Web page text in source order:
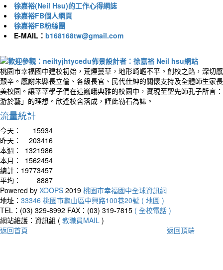
徐嘉裕(Neil Hsu)的工作心得網誌
徐嘉裕FB個人網頁
徐嘉裕FB粉絲團
E-MAIL： b168168tw@gmail.com
桃園市幸福國中建校初始，荒煙蔓草，地形崎嶇不平。創校之路，深切
艱辛。感謝朱縣長立倫、各級長官、民代仕紳的關懷支持及全體師生家
美校園。讓莘莘學子們在這巍峨典雅的校園中，實現至聖先師孔子所言
游於藝」的理想。欣逢校舍落成，謹此勒石為誌。
流量統計
今天：
15934
昨天：
203416
本週：
1321986
本月：
1562454
總計： 19773457
平均：
8887
Powered by XOOPS 2019 桃園市幸福國中全球資訊網
地址： 33346 桃園市龜山區中興路100巷20號 ( 地圖 )
TEL：(03) 329-8992 FAX：(03) 319-7815 ( 全校電話 )
網站維護：資訊組 ( 教職員MAIL )
返回首頁
返回頂端